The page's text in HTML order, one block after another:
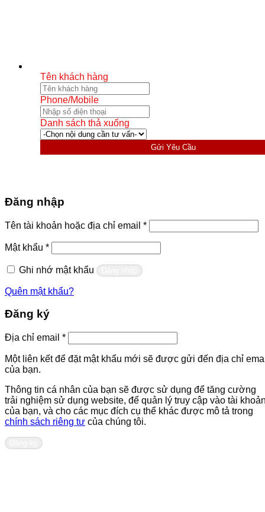
Tên khách hàng
Phone/Mobile
Danh sách thả xuống
Gửi Yêu Cầu
Đăng nhập
Tên tài khoản hoặc địa chỉ email *Bắt
buộc
Mật khẩu *Bắt
buộc
Ghi nhớ mật khẩu
Quên mật khẩu?
Đăng ký
Địa chỉ email *Bắt
buộc
Một liên kết để đặt mật khẩu mới sẽ được gửi đến địa chỉ
của bạn.
Thông tin cá nhân của bạn sẽ được sử dụng để tăng cường
trải nghiệm sử dụng website, để quản lý truy cập vào tài
của bạn, và cho các mục đích cụ thể khác được mô tả trong
chính sách riêng tư của chúng tôi.